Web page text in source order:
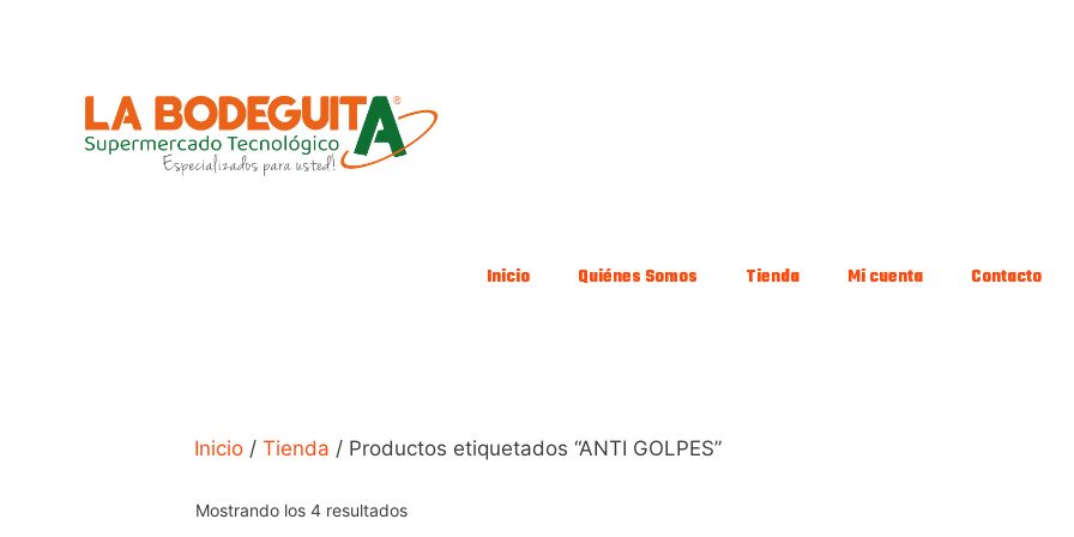
Inicio Quiénes Somos Tienda Mi cuenta Contacto
Inicio / Tienda / Productos etiquetados “ANTI GOLPES”
Mostrando los 4 resultados